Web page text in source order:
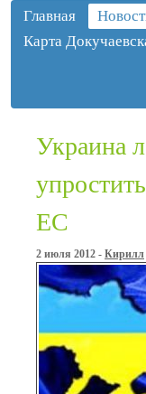
Главная
Карта
Украина
ЕС
2 июля 2012 - Кирилл